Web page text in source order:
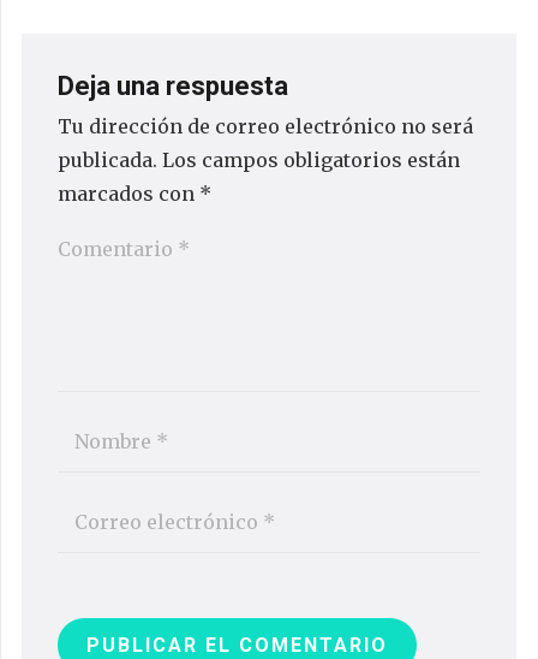
Deja una respuesta
Tu dirección de correo electrónico no será
publicada. Los campos obligatorios están
marcados con *
PUBLICAR EL COMENTARIO